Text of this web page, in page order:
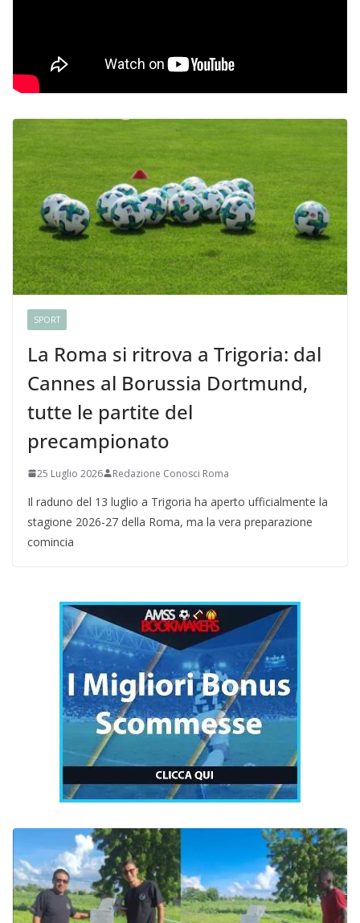
SPORT
La Roma si ritrova a Trigoria: dal
Cannes al Borussia Dortmund,
tutte le partite del
precampionato
25 Luglio 2026 Redazione Conosci Roma
Il raduno del 13 luglio a Trigoria ha aperto ufficialmente la
stagione 2026-27 della Roma, ma la vera preparazione
comincia